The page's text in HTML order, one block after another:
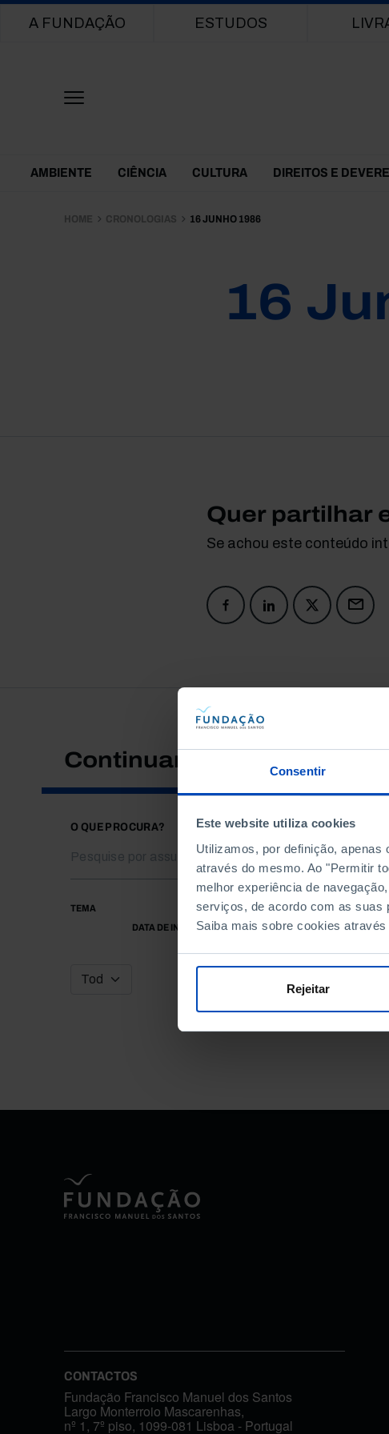
Consentir
Este website utiliza cookies
Utilizamos, por definição, apenas
através do mesmo. Ao "Permitir
melhor experiência de
serviços, de acordo com as suas
Saiba mais sobre cookies
Rejeitar
Main navigation
A FUNDAÇÃO ESTUDOS
Themes Menu
AMBIENTE CIÊNCIA CULTURA DIREITOS E
HOME CRONOLOGIAS 16 JUNHO 1986
16
Quer partilhar
Se achou este conteúdo
Continuar a pesquisar
O QUE PROCURA?
TEMA
DATA DE INÍCIO
CONTACTOS
Fundação Francisco Manuel dos Santos
Largo Monterroio Mascarenhas,
nº 1, 7º piso, 1099-081 Lisboa - Portugal